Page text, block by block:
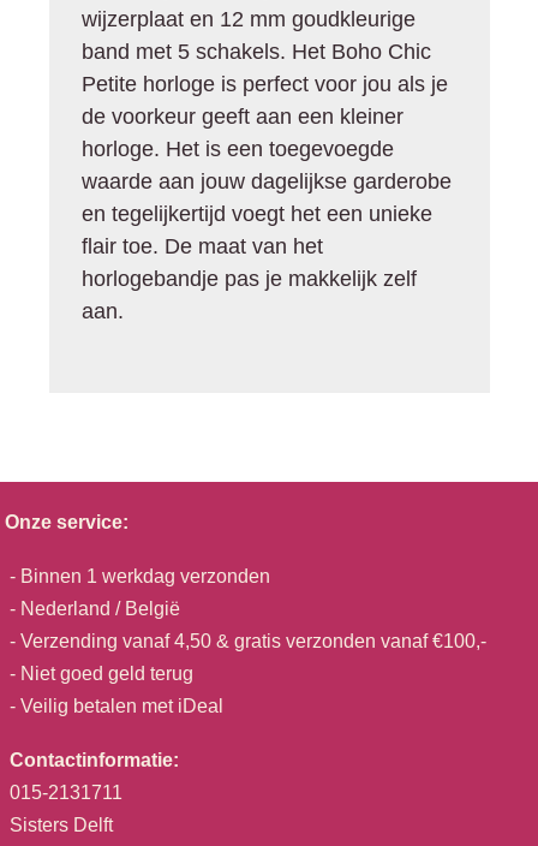
wijzerplaat en 12 mm goudkleurige
band met 5 schakels. Het Boho Chic
Petite horloge is perfect voor jou als je
de voorkeur geeft aan een kleiner
horloge. Het is een toegevoegde
waarde aan jouw dagelijkse garderobe
en tegelijkertijd voegt het een unieke
flair toe. De maat van het
horlogebandje pas je makkelijk zelf
aan.
Onze service:
- Binnen 1 werkdag verzonden
- Nederland / België
- Verzending vanaf 4,50 & gratis verzonden vanaf €100,-
- Niet goed geld terug
- Veilig betalen met iDeal
Contactinformatie:
015-2131711
Sisters Delft